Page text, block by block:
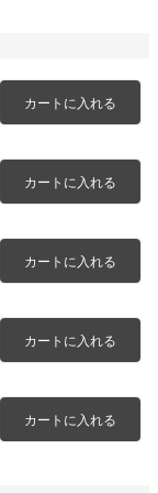
カートに入れる
カートに入れる
カートに入れる
カートに入れる
カートに入れる